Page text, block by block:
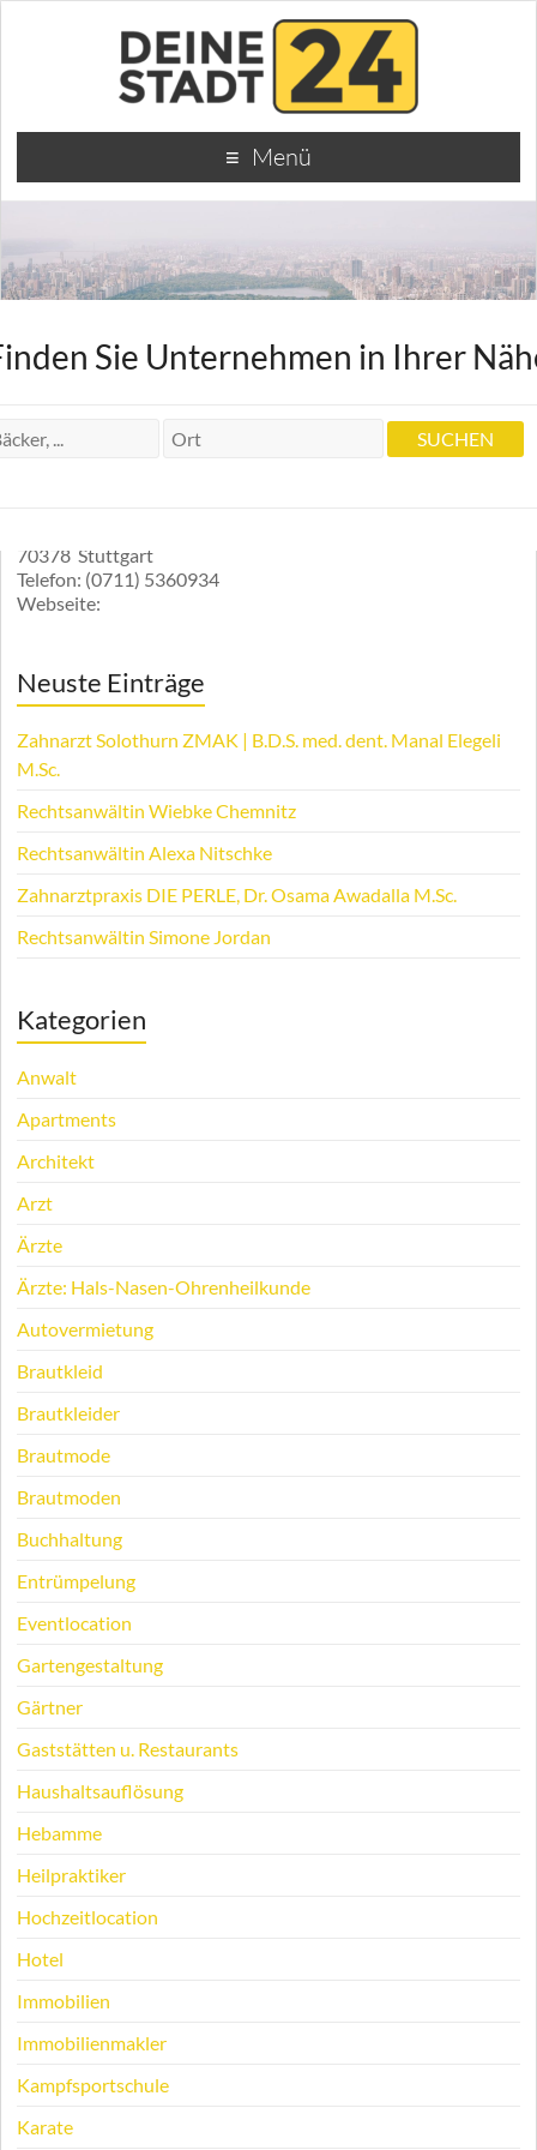
Menü
Sie Unternehmen in Ihrer
70378 Stuttgart
Telefon: (0711) 5360934
Webseite:
Neuste Einträge
Zahnarzt Solothurn ZMAK | B.D.S. med. dent. Manal Elegeli
M.Sc.
Rechtsanwältin Wiebke Chemnitz
Rechtsanwältin Alexa Nitschke
Zahnarztpraxis DIE PERLE, Dr. Osama Awadalla M.Sc.
Rechtsanwältin Simone Jordan
Kategorien
Anwalt
Apartments
Architekt
Arzt
Ärzte
Ärzte: Hals-Nasen-Ohrenheilkunde
Autovermietung
Brautkleid
Brautkleider
Brautmode
Brautmoden
Buchhaltung
Entrümpelung
Eventlocation
Gartengestaltung
Gärtner
Gaststätten u. Restaurants
Haushaltsauflösung
Hebamme
Heilpraktiker
Hochzeitlocation
Hotel
Immobilien
Immobilienmakler
Kampfsportschule
Karate